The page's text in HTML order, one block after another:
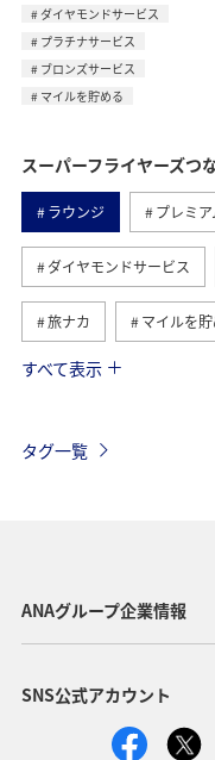
ダイヤモンドサービス
プラチナサービス
ブロンズサービス
マイルを貯める
スーパーフライヤーズつ
ラウンジ プレミ
ダイヤモンドサービス
旅ナカ マイルを
海外
すべて表示
タグ一覧
ANAグループ企業情報
SNS公式アカウント